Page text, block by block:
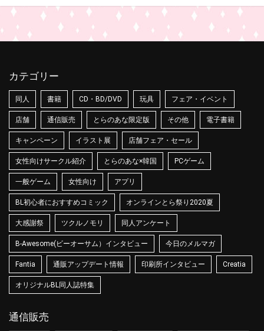
カテゴリー
同人 書籍 CD・BD/DVD 玩具 フェア・イベント
店舗 通信販売 とらのあな限定版 その他 電子書籍
キャンペーン イラスト展 店舗フェア・セール
女性向けサークル紹介 とらのあな×韓国 PCゲーム
一般ゲーム 女性向け アプリ
BL初心者におすすめコミック オンラインとら祭り2020夏
大感謝祭 ツクルノモリ 同人アンケート
B-Awesome(ビーオーサム）インタビュー 今日のメルマガ
Fantia 通販アップデート情報 印刷所インタビュー Creatia
オリジナルBL同人誌特集
通信販売